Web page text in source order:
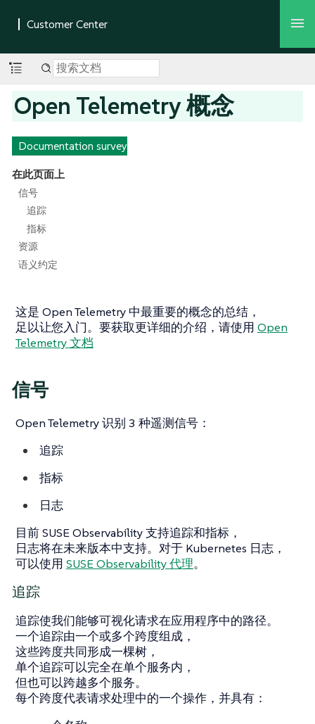
Open Telemetry 概念
Documentation survey
在此页面上
信号
追踪
指标
资源
语义约定
这是 Open Telemetry 中最重要的概念的总结，
足以让您入门。要获取更详细的介绍，请使用 Open
Telemetry 文档
信号
Open Telemetry 识别 3 种遥测信号：
追踪
指标
日志
目前 SUSE Observability 支持追踪和指标，
日志将在未来版本中支持。对于 Kubernetes 日志，
可以使用 SUSE Observability 代理。
追踪
追踪使我们能够可视化请求在应用程序中的路径。
一个追踪由一个或多个跨度组成，
这些跨度共同形成一棵树，
单个追踪可以完全在单个服务内，
但也可以跨越多个服务。
每个跨度代表请求处理中的一个操作，并具有：